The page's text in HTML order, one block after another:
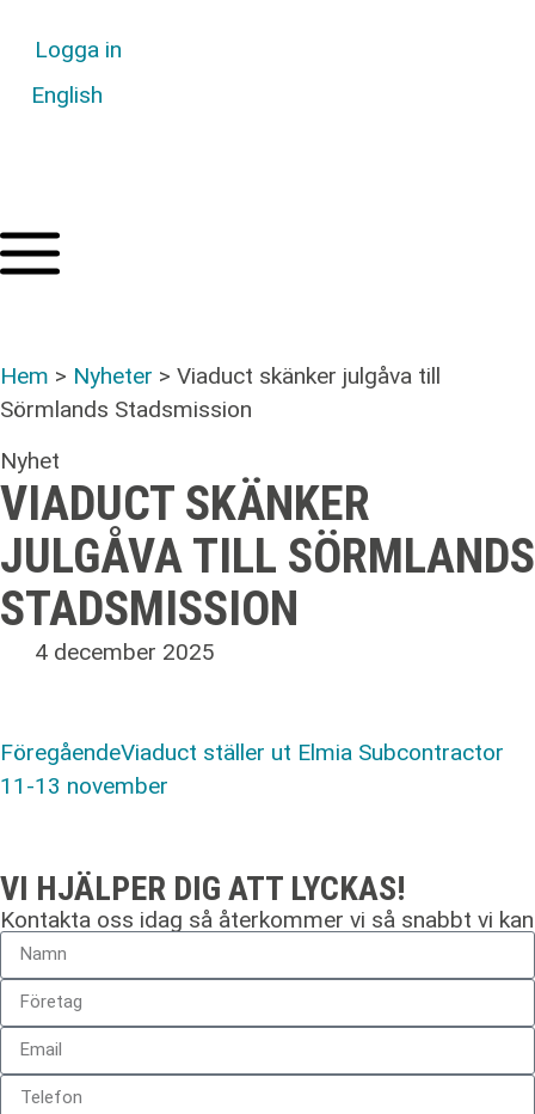
Logga in
English
Hem > Nyheter > Viaduct skänker julgåva till
Sörmlands Stadsmission
Nyhet
VIADUCT SKÄNKER
JULGÅVA TILL SÖRMLANDS
STADSMISSION
4 december 2025
FöregåendeViaduct ställer ut Elmia Subcontractor
11-13 november
VI HJÄLPER DIG ATT LYCKAS!
Kontakta oss idag så återkommer vi så snabbt vi kan